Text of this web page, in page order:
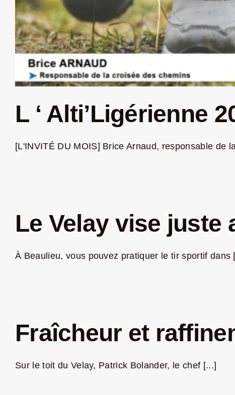
L ‘ Alti’Ligérienne
[L'INVITÉ DU MOIS] Brice Arnaud, responsable de
Le Velay vise juste
À Beaulieu, vous pouvez pratiquer le tir sportif dans
Fraîcheur et
Sur le toit du Velay, Patrick Bolander, le chef [...]